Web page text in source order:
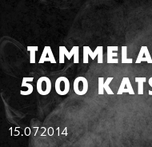
5000
15.072014